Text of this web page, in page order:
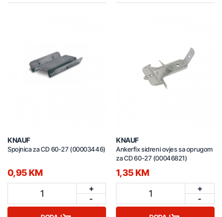
KNAUF
Spojnica za CD 60-27 (00003446)
0,95 KM
1
+
-
KNAUF
Ankerfix sidreni ovjes sa oprugom
za CD 60-27 (00046821)
1,35 KM
1
+
-